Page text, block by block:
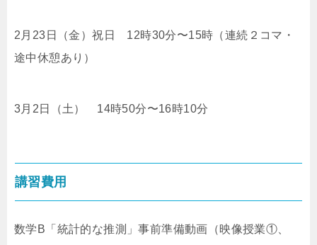
2月23日（金）祝日 12時30分〜15時（連続２コマ・
途中休憩あり）
3月2日（土） 14時50分〜16時10分
講習費用
数学B「統計的な推測」事前準備動画（映像授業①、